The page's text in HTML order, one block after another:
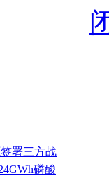
署三方战
磷酸